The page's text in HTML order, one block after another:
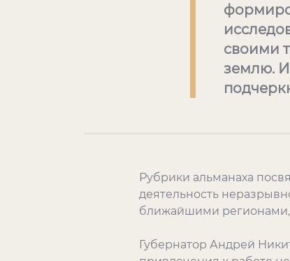
своими
землю. И
Рубрики альманаха
деятельность
ближайшими регионами,
Губернатор Андрей